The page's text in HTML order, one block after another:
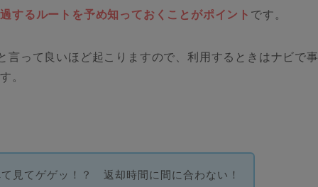
するルートを予め知っておくことがポイント です。
言って良いほど起こりますので、利用するときはナビで事
。
見てゲゲッ！？ 返却時間に間に合わない！